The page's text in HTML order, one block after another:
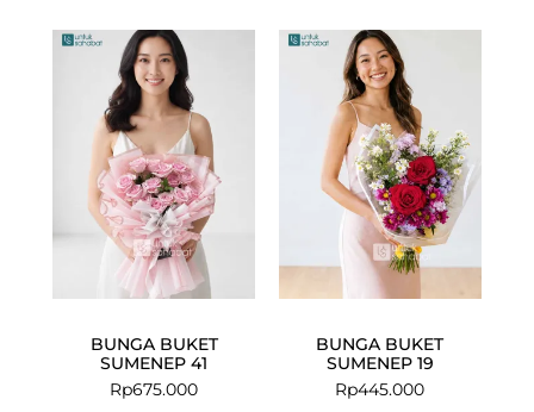
BUNGA BUKET
SUMENEP 41
Rp675.000
BUNGA BUKET
SUMENEP 19
Rp445.000